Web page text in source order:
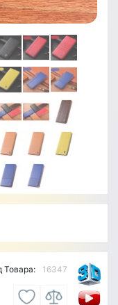
Товара: 16347